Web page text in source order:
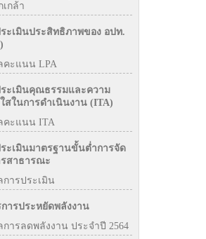
เกล้า
ะเมินประสิทธิภาพของ อปท.
คะแนน LPA
ระเมินคุณธรรมและความ
ใสในการดำเนินงาน (ITA)
คะแนน ITA
ะเมินมาตรฐานขั้นต่ำการจัด
สาธารณะ
การประเมิน
ารประหยัดพลังงาน
การลดพลังงาน ประจำปี 2564